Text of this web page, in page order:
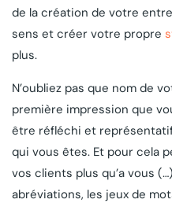
de la création de votre
sens et créer votre propre
plus.
N’oubliez pas que nom de
première impression que
être réfléchi et
qui vous êtes. Et pour cela
vos clients plus qu’a vous
abréviations, les jeux de